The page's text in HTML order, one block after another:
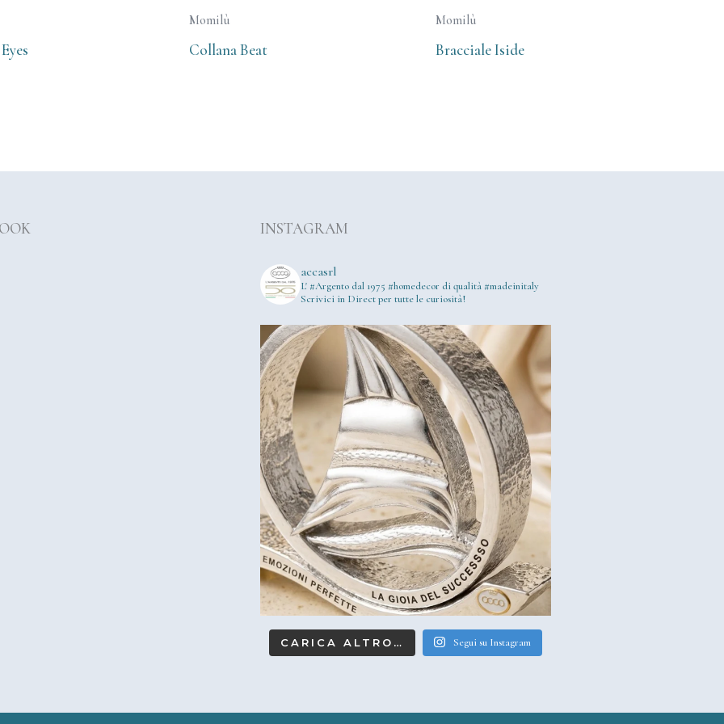
Momilù
Collana Beat
Momilù
Bracciale Iside
INSTAGRAM
accasrl
L' #Argento dal 1975 #homedecor di qualità #madeinitaly
Scrivici in Direct per tutte le curiosità!
CARICA ALTRO… Segui su Instagram